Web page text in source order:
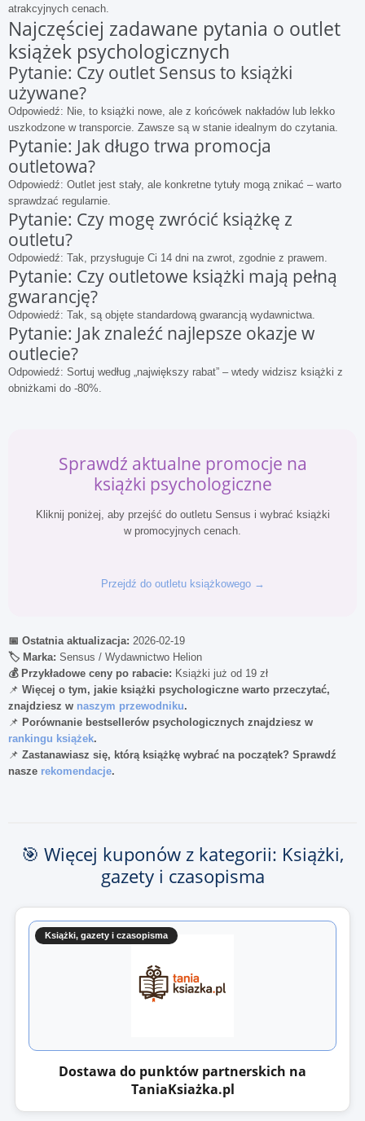
atrakcyjnych cenach.
Najczęściej zadawane pytania o outlet
książek psychologicznych
Pytanie: Czy outlet Sensus to książki
używane?
Odpowiedź: Nie, to książki nowe, ale z końcówek nakładów lub lekko
uszkodzone w transporcie. Zawsze są w stanie idealnym do czytania.
Pytanie: Jak długo trwa promocja
outletowa?
Odpowiedź: Outlet jest stały, ale konkretne tytuły mogą znikać – warto
sprawdzać regularnie.
Pytanie: Czy mogę zwrócić książkę z
outletu?
Odpowiedź: Tak, przysługuje Ci 14 dni na zwrot, zgodnie z prawem.
Pytanie: Czy outletowe książki mają pełną
gwarancję?
Odpowiedź: Tak, są objęte standardową gwarancją wydawnictwa.
Pytanie: Jak znaleźć najlepsze okazje w
outlecie?
Odpowiedź: Sortuj według „największy rabat” – wtedy widzisz książki z
obniżkami do -80%.
Sprawdź aktualne promocje na
książki psychologiczne
Kliknij poniżej, aby przejść do outletu Sensus i wybrać książki
w promocyjnych cenach.
Przejdź do outletu książkowego →
📅 Ostatnia aktualizacja: 2026-02-19
🏷️ Marka: Sensus / Wydawnictwo Helion
💰 Przykładowe ceny po rabacie: Książki już od 19 zł
📌 Więcej o tym, jakie książki psychologiczne warto przeczytać,
znajdziesz w naszym przewodniku.
📌 Porównanie bestsellerów psychologicznych znajdziesz w
rankingu książek.
📌 Zastanawiasz się, którą książkę wybrać na początek? Sprawdź
nasze rekomendacje.
🎯 Więcej kuponów z kategorii: Książki,
gazety i czasopisma
Książki, gazety i czasopisma
Dostawa do punktów partnerskich na
TaniaKsiażka.pl